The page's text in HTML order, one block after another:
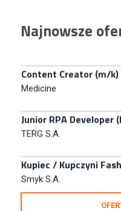
Najnowsze
TERG S.A.
Smyk S.A.
Młodszy Specjalista
CCC S.A.
N2H Sp. z o.o.
Zastępca Kierownika